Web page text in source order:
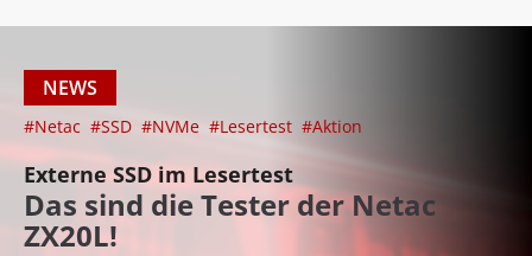
NEWS
#Netac #SSD #NVMe #Lesertest #Aktion
Externe SSD im Lesertest
Das sind die Tester der Netac
ZX20L!